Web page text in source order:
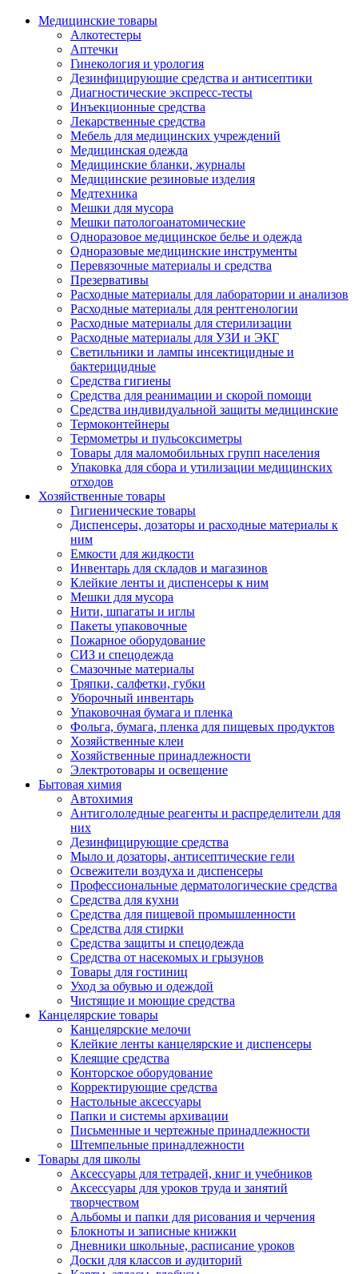
Медицинские товары
Алкотестеры
Аптечки
Гинекология и урология
Дезинфицирующие средства и антисептики
Диагностические экспресс-тесты
Инъекционные средства
Лекарственные средства
Мебель для медицинских учреждений
Медицинская одежда
Медицинские бланки, журналы
Медицинские резиновые изделия
Медтехника
Мешки для мусора
Мешки патологоанатомические
Одноразовое медицинское белье и одежда
Одноразовые медицинские инструменты
Перевязочные материалы и средства
Презервативы
Расходные материалы для лаборатории и анализов
Расходные материалы для рентгенологии
Расходные материалы для стерилизации
Расходные материалы для УЗИ и ЭКГ
Светильники и лампы инсектицидные и
бактерицидные
Средства гигиены
Средства для реанимации и скорой помощи
Средства индивидуальной защиты медицинские
Термоконтейнеры
Термометры и пульсоксиметры
Товары для маломобильных групп населения
Упаковка для сбора и утилизации медицинских
отходов
Хозяйственные товары
Гигиенические товары
Диспенсеры, дозаторы и расходные материалы к
ним
Емкости для жидкости
Инвентарь для складов и магазинов
Клейкие ленты и диспенсеры к ним
Мешки для мусора
Нити, шпагаты и иглы
Пакеты упаковочные
Пожарное оборудование
СИЗ и спецодежда
Смазочные материалы
Тряпки, салфетки, губки
Уборочный инвентарь
Упаковочная бумага и пленка
Фольга, бумага, пленка для пищевых продуктов
Хозяйственные клеи
Хозяйственные принадлежности
Электротовары и освещение
Бытовая химия
Автохимия
Антигололедные реагенты и распределители для
них
Дезинфицирующие средства
Мыло и дозаторы, антисептические гели
Освежители воздуха и диспенсеры
Профессиональные дерматологические средства
Средства для кухни
Средства для пищевой промышленности
Средства для стирки
Средства защиты и спецодежда
Средства от насекомых и грызунов
Товары для гостиниц
Уход за обувью и одеждой
Чистящие и моющие средства
Канцелярские товары
Канцелярские мелочи
Клейкие ленты канцелярские и диспенсеры
Клеящие средства
Конторское оборудование
Корректирующие средства
Настольные аксессуары
Папки и системы архивации
Письменные и чертежные принадлежности
Штемпельные принадлежности
Товары для школы
Аксессуары для тетрадей, книг и учебников
Аксессуары для уроков труда и занятий
творчеством
Альбомы и папки для рисования и черчения
Блокноты и записные книжки
Дневники школьные, расписание уроков
Доски для классов и аудиторий